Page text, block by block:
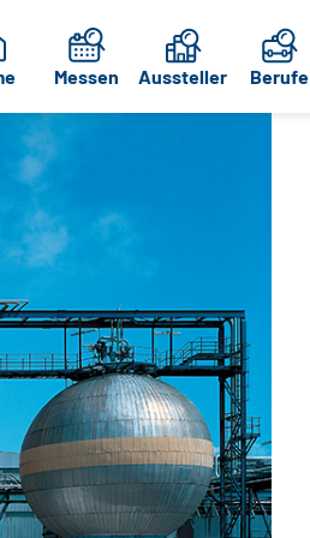
Messen Aussteller Berufe